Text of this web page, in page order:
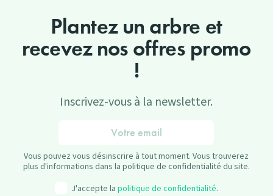
Plantez un arbre et
recevez nos offres promo
!
Inscrivez-vous à la newsletter.
Vous pouvez vous désinscrire à tout moment. Vous trouverez
plus d'informations dans la politique de confidentialité du site.
J'accepte la politique de confidentialité.